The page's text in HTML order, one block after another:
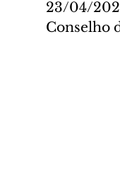
23/04/
Conselho